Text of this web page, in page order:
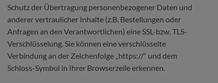
Schutz der Übertragung personenbezogener Daten und
anderer vertraulicher Inhalte (z.B. Bestellungen oder
Anfragen an den Verantwortlichen) eine SSL-bzw. TLS-
Verschlüsselung. Sie können eine verschlüsselte
Verbindung an der Zeichenfolge „https://“ und dem
Schloss-Symbol in Ihrer Browserzeile erkennen.